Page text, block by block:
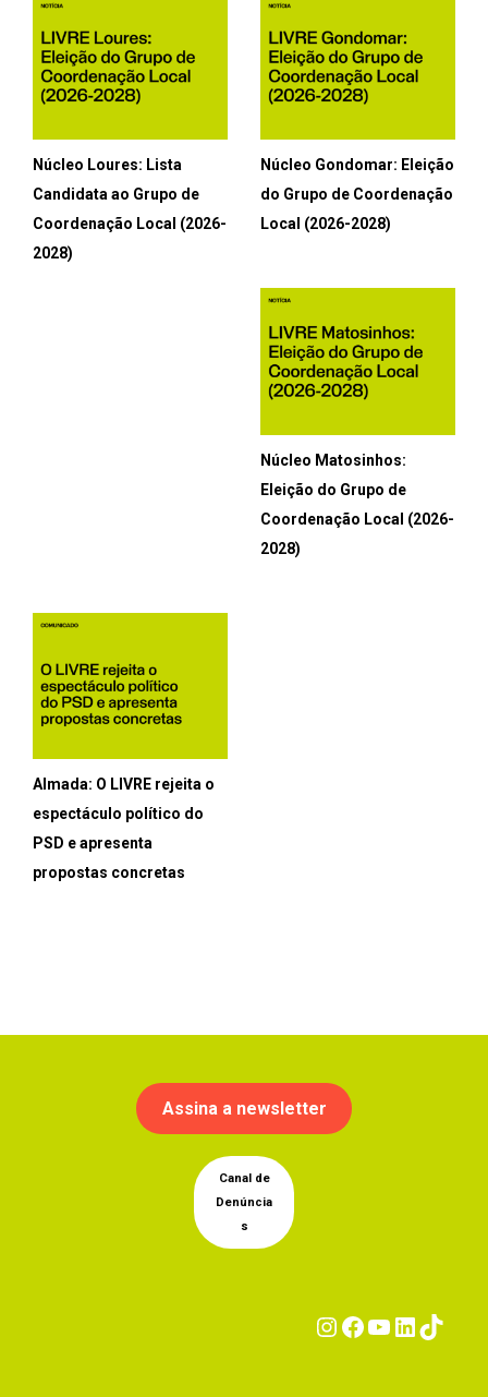
Núcleo Loures: Lista
Candidata ao Grupo de
Coordenação Local (2026-
2028)
Núcleo Gondomar: Eleição
do Grupo de Coordenação
Local (2026-2028)
Núcleo Matosinhos:
Eleição do Grupo de
Coordenação Local (2026-
2028)
Almada: O LIVRE rejeita o
espectáculo político do
PSD e apresenta
propostas concretas
Assina a newsletter
Canal de
Denúncia
s
Instagram
Facebook